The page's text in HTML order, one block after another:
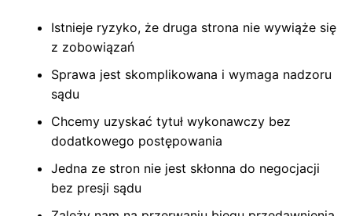
Istnieje ryzyko, że druga strona nie wywiąże się
z zobowiązań
Sprawa jest skomplikowana i wymaga nadzoru
sądu
Chcemy uzyskać tytuł wykonawczy bez
dodatkowego postępowania
Jedna ze stron nie jest skłonna do negocjacji
bez presji sądu